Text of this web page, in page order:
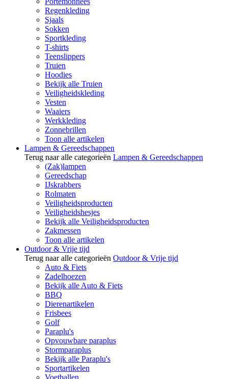
Regenkleding
Sjaals
Sokken
Sportkleding
T-shirts
Teenslippers
Truien
Hoodies
Bekijk alle Truien
Veiligheidskleding
Vesten
Waaiers
Werkkleding
Zonnebrillen
Toon alle artikelen
Lampen & Gereedschappen
Terug naar alle categorieën Lampen & Gereedschappen
(Zak)lampen
Gereedschap
IJskrabbers
Rolmaten
Veiligheidsproducten
Veiligheidshesjes
Bekijk alle Veiligheidsproducten
Zakmessen
Toon alle artikelen
Outdoor & Vrije tijd
Terug naar alle categorieën Outdoor & Vrije tijd
Auto & Fiets
Zadelhoezen
Bekijk alle Auto & Fiets
BBQ
Dierenartikelen
Frisbees
Golf
Paraplu's
Opvouwbare paraplus
Stormparaplus
Bekijk alle Paraplu's
Sportartikelen
Voetballen